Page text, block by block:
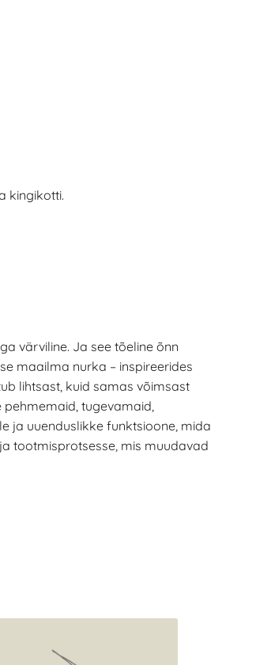
kingikotti.
värviline. Ja see tõeline õnn
maailma nurka – inspireerides
lihtsast, kuid samas võimsast
tugevamaid,
ja uuenduslikke funktsioone, mida
tootmisprotsesse, mis muudavad